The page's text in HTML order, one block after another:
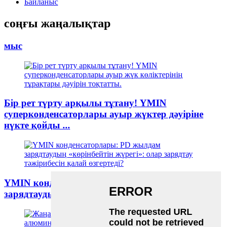
Байланыс
соңғы жаңалықтар
мыс
Бір рет түрту арқылы тұтану! YMIN
суперконденсаторлары ауыр жүктер дәуіріне
нүкте қойды ...
YMIN конденсаторлары: PD жылдам
зарядтаудың «көрінбейтін жүрегі»: қалай ...